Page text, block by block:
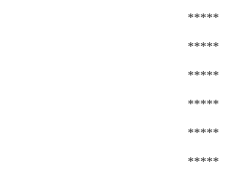
*****
*****
*****
*****
*****
*****